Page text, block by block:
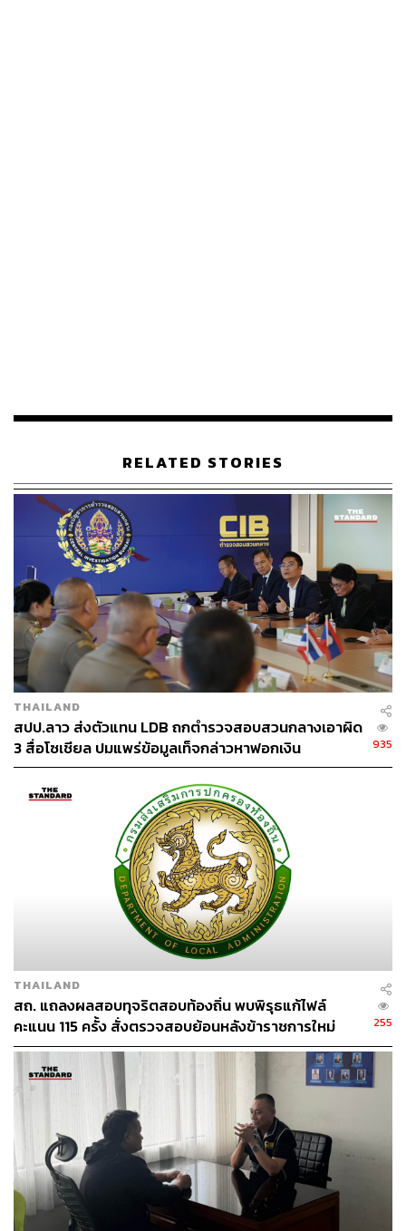
TAGS: กองบังคับการป้องกันปราบปรามการทุจริตและประพฤติมิ
ชอบ(บก.ปปป.)
ตำรวจสอบสวนกลาง (CIB)
สีกากอล์ฟ
RELATED STORIES
THAILAND
สปป.ลาว ส่งตัวแทน LDB ถกตำรวจสอบสวนกลางเอาผิด
3 สื่อโซเชียล ปมแพร่ข้อมูลเท็จกล่าวหาฟอกเงิน
935
THAILAND
สถ. แถลงผลสอบทุจริตสอบท้องถิ่น พบพิรุธแก้ไฟล์
คะแนน 115 ครั้ง สั่งตรวจสอบย้อนหลังข้าราชการใหม่
15,560 รายด่วน
255